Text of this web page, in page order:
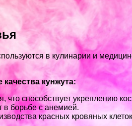
в кулинарии и
кунжута:
способствует укреплению
в борьбе с анемией.
красных кровяных